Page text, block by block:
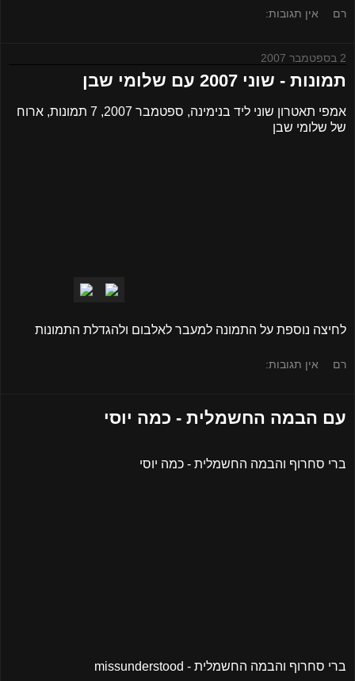
רם אין תגובות:
2 בספטמבר 2007
תמונות - שוני 2007 עם שלומי שבן
אמפי תאטרון שוני ליד בנימינה, ספטמבר 2007, 7 תמונות, ארוח
של שלומי שבן
לחיצה נוספת על התמונה למעבר לאלבום ולהגדלת התמונות
רם אין תגובות:
עם הבמה החשמלית - כמה יוסי
ברי סחרוף והבמה החשמלית - כמה יוסי
ברי סחרוף והבמה החשמלית - missunderstood